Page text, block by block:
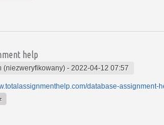
help
(niezweryfikowany) - 2022-04-12 07:57
database-assignment-